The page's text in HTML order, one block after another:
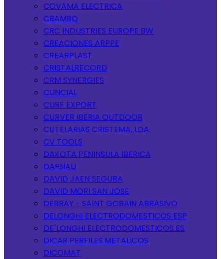
COVAMA ELECTRICA
CRAMBO
CRC INDUSTRIES EUROPE BW
CREACIONES ARPPE
CREARPLAST
CRISTALRECORD
CRM SYNERGIES
CUNCIAL
CURF EXPORT
CURVER IBERIA OUTDOOR
CUTELARIAS CRISTEMA, LDA.
CV TOOLS
DAKOTA PENINSULA IBERICA
DARNAU
DAVID JAEN SEGURA
DAVID MORI SAN JOSE
DEBRAY - SAINT GOBAIN ABRASIVO
DELONGHI ELECTRODOMESTICOS ESP
DE´LONGHI ELECTRODOMESTICOS ES
DICAR PERFILES METALICOS
DICOMAT